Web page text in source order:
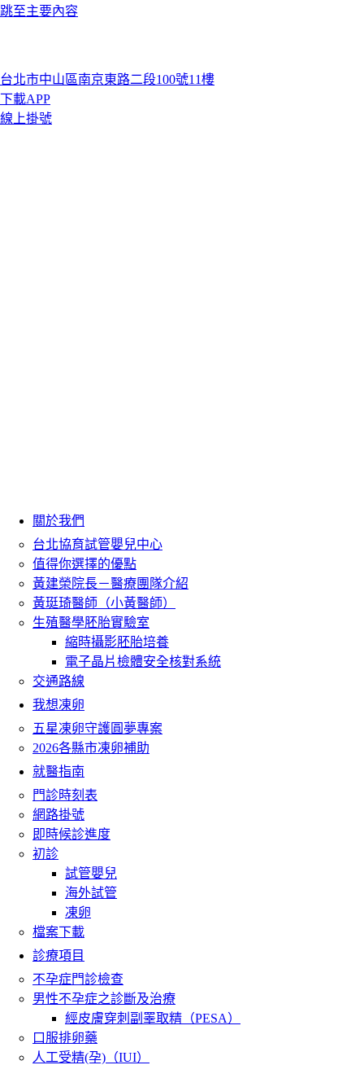
跳至主要內容
台北市中山區南京東路二段100號11樓
下載APP
線上掛號
關於我們
台北協育試管嬰兒中心
值得你選擇的優點
黃建榮院長－醫療團隊介紹
黃珽琦醫師（小黃醫師）
生殖醫學胚胎實驗室
縮時攝影胚胎培養
電子晶片檢體安全核對系統
交通路線
我想凍卵
五星凍卵守護圓夢專案
2026各縣市凍卵補助
就醫指南
門診時刻表
網路掛號
即時候診進度
初診
試管嬰兒
海外試管
凍卵
檔案下載
診療項目
不孕症門診檢查
男性不孕症之診斷及治療
經皮膚穿刺副睪取精（PESA）
口服排卵藥
人工受精(孕)（IUI）